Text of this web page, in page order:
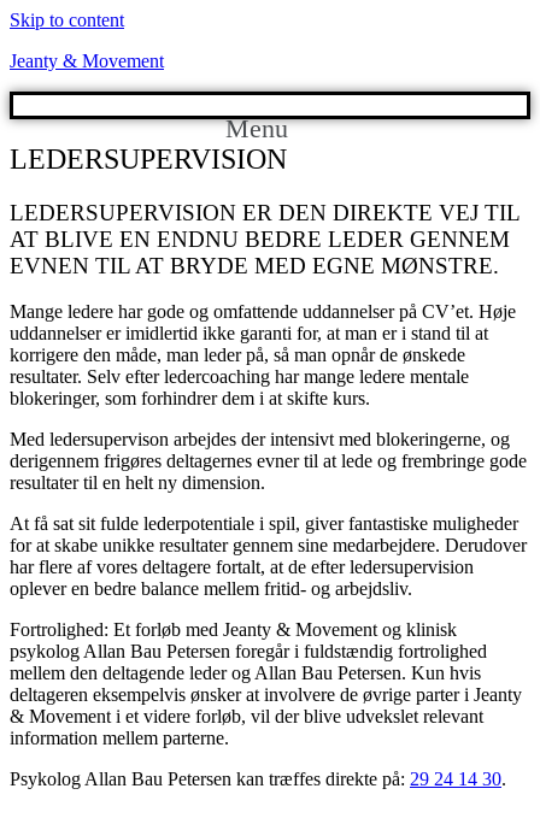
Skip to content
Jeanty & Movement
Menu
LEDERSUPERVISION
LEDERSUPERVISION ER DEN DIREKTE VEJ TIL
AT BLIVE EN ENDNU BEDRE LEDER GENNEM
EVNEN TIL AT BRYDE MED EGNE MØNSTRE.
Mange ledere har gode og omfattende uddannelser på CV’et. Høje
uddannelser er imidlertid ikke garanti for, at man er i stand til at
korrigere den måde, man leder på, så man opnår de ønskede
resultater. Selv efter ledercoaching har mange ledere mentale
blokeringer, som forhindrer dem i at skifte kurs.
Med ledersupervison arbejdes der intensivt med blokeringerne, og
derigennem frigøres deltagernes evner til at lede og frembringe gode
resultater til en helt ny dimension.
At få sat sit fulde lederpotentiale i spil, giver fantastiske muligheder
for at skabe unikke resultater gennem sine medarbejdere. Derudover
har flere af vores deltagere fortalt, at de efter ledersupervision
oplever en bedre balance mellem fritid- og arbejdsliv.
Fortrolighed: Et forløb med Jeanty & Movement og klinisk
psykolog Allan Bau Petersen foregår i fuldstændig fortrolighed
mellem den deltagende leder og Allan Bau Petersen. Kun hvis
deltageren eksempelvis ønsker at involvere de øvrige parter i Jeanty
& Movement i et videre forløb, vil der blive udvekslet relevant
information mellem parterne.
Psykolog Allan Bau Petersen kan træffes direkte på: 29 24 14 30.